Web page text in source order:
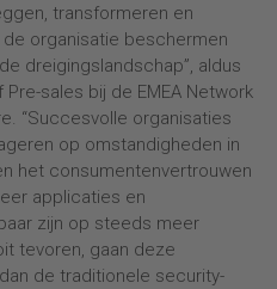
transformeren en
organisatie beschermen
dreigingslandschap”, aldus
sales bij de EMEA Network
“Succesvolle organisaties
op omstandigheden in
het consumentenvertrouwen
applicaties en
zijn op steeds meer
tevoren, gaan deze
de traditionele security-